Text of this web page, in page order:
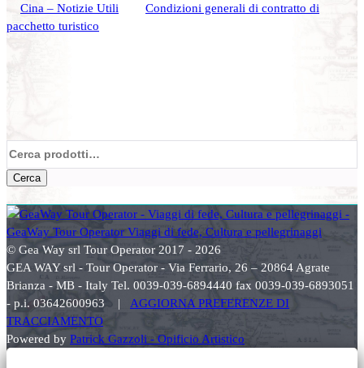
Cina – Notizie Utili
Condizioni generali di contratto di
pacchetto turistico
Cerca:
Cerca
© Gea Way srl Tour Operator 2017 - 2026
GEA WAY srl - Tour Operator - Via Ferrario, 26 – 20864 Agrate
Brianza - MB - Italy Tel. 0039-039-6894440 fax 0039-039-6893051
- p.i. 03642600963 | AGGIORNA PREFERENZE DI
TRACCIAMENTO
Powered by Patrick Gazzoli - Opificio Artistico